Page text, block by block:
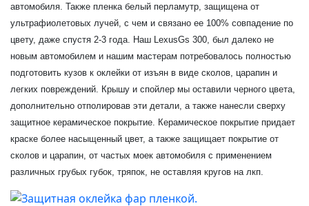
автомобиля. Также пленка белый перламутр, защищена от
ультрафиолетовых лучей, с чем и связано ее 100% совпадение по
цвету, даже спустя 2-3 года. Наш LexusGs 300, был далеко не
новым автомобилем и нашим мастерам потребовалось полностью
подготовить кузов к оклейки от изъян в виде сколов, царапин и
легких повреждений. Крышу и спойлер мы оставили черного цвета,
дополнительно отполировав эти детали, а также нанесли сверху
защитное керамическое покрытие. Керамическое покрытие придает
краске более насыщенный цвет, а также защищает покрытие от
сколов и царапин, от частых моек автомобиля с применением
различных грубых губок, тряпок, не оставляя кругов на лкп.